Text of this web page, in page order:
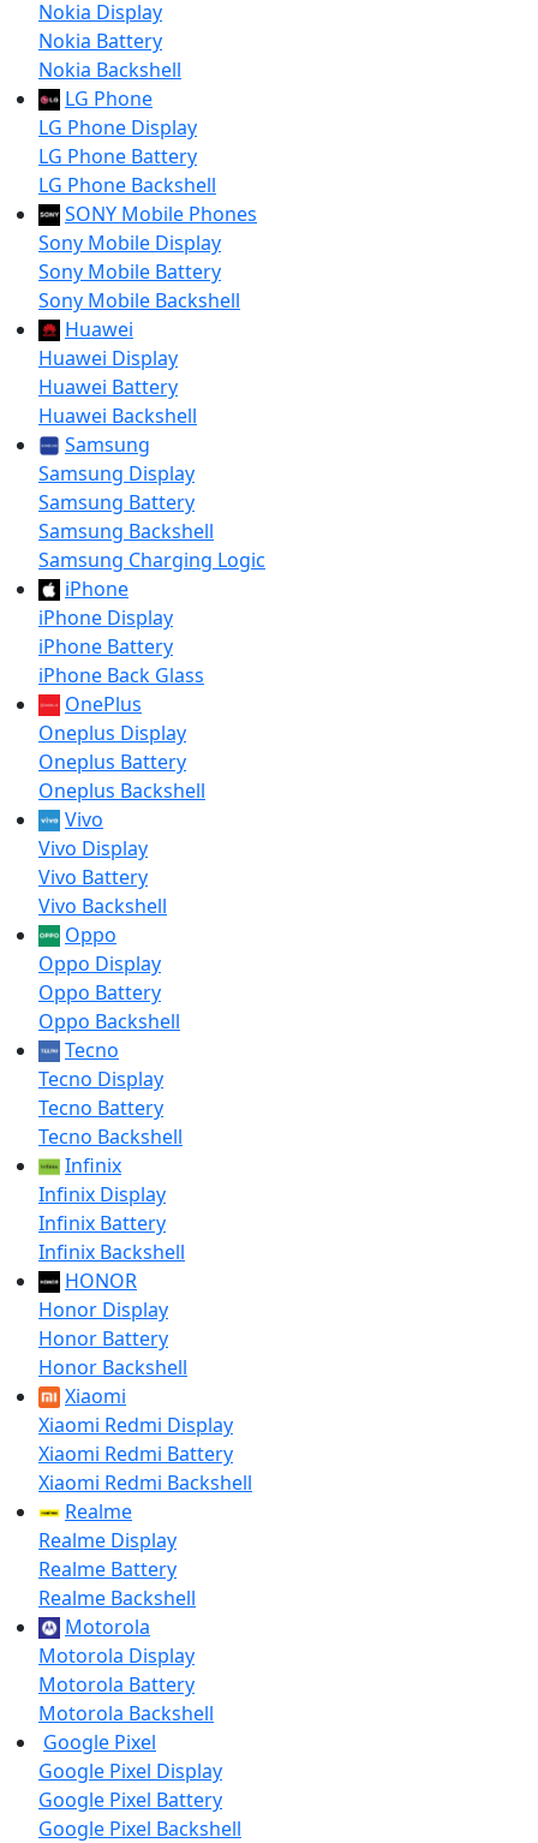
Nokia Display
Nokia Battery
Nokia Backshell
LG Phone
LG Phone Display
LG Phone Battery
LG Phone Backshell
SONY Mobile Phones
Sony Mobile Display
Sony Mobile Battery
Sony Mobile Backshell
Huawei
Huawei Display
Huawei Battery
Huawei Backshell
Samsung
Samsung Display
Samsung Battery
Samsung Backshell
Samsung Charging Logic
iPhone
iPhone Display
iPhone Battery
iPhone Back Glass
OnePlus
Oneplus Display
Oneplus Battery
Oneplus Backshell
Vivo
Vivo Display
Vivo Battery
Vivo Backshell
Oppo
Oppo Display
Oppo Battery
Oppo Backshell
Tecno
Tecno Display
Tecno Battery
Tecno Backshell
Infinix
Infinix Display
Infinix Battery
Infinix Backshell
HONOR
Honor Display
Honor Battery
Honor Backshell
Xiaomi
Xiaomi Redmi Display
Xiaomi Redmi Battery
Xiaomi Redmi Backshell
Realme
Realme Display
Realme Battery
Realme Backshell
Motorola
Motorola Display
Motorola Battery
Motorola Backshell
Google Pixel
Google Pixel Display
Google Pixel Battery
Google Pixel Backshell